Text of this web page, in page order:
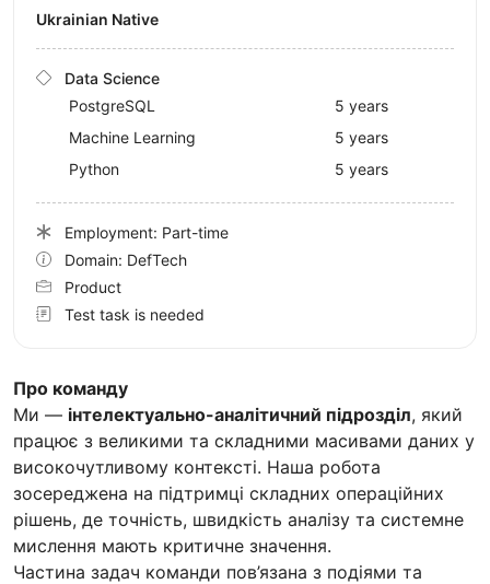
Про команду
Ми — інтелектуально-аналітичний підрозділ, який
працює з великими та складними масивами даних у
високочутливому контексті. Наша робота
зосереджена на підтримці складних операційних
рішень, де точність, швидкість аналізу та системне
мислення мають критичне значення.
Частина задач команди пов’язана з подіями та
Ukrainian Native
Data Science
PostgreSQL
5 years
Machine Learning
5 years
Python
5 years
Employment: Part-time
Domain: DefTech
Product
Test task is needed